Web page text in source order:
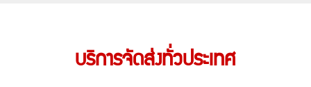
บริการจัดส่งทั่วประเทศ